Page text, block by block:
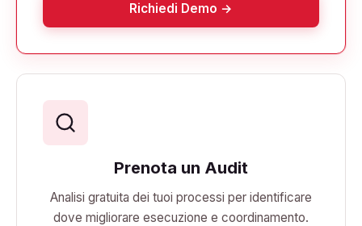
Richiedi Demo →
Prenota un Audit
Analisi gratuita dei tuoi processi per identificare
dove migliorare esecuzione e coordinamento.